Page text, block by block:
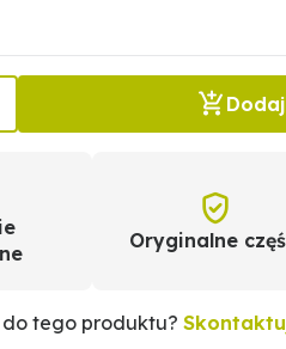
Oryginalne
tego produktu?